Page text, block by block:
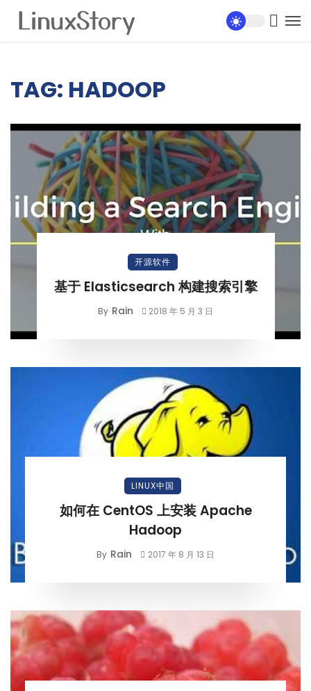
TAG: HADOOP
开源软件
基于 Elasticsearch 构建搜索引擎
By Rain 2018 年 5 月 3 日
LINUX中国
如何在 CentOS 上安装 Apache
Hadoop
By Rain 2017 年 8 月 13 日